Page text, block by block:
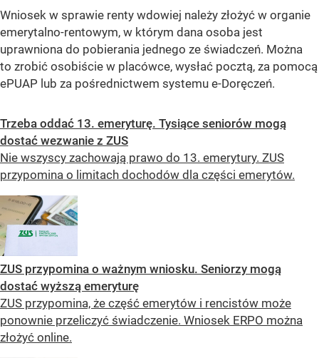
Wniosek w sprawie renty wdowiej należy złożyć w organie
emerytalno-rentowym, w którym dana osoba jest
uprawniona do pobierania jednego ze świadczeń. Można
to zrobić osobiście w placówce, wysłać pocztą, za pomocą
ePUAP lub za pośrednictwem systemu e-Doręczeń.
Trzeba oddać 13. emeryturę. Tysiące seniorów mogą
dostać wezwanie z ZUS
Nie wszyscy zachowają prawo do 13. emerytury. ZUS
przypomina o limitach dochodów dla części emerytów.
ZUS przypomina o ważnym wniosku. Seniorzy mogą
dostać wyższą emeryturę
ZUS przypomina, że część emerytów i rencistów może
ponownie przeliczyć świadczenie. Wniosek ERPO można
złożyć online.